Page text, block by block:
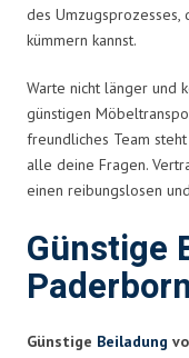
des Umzugsprozesses,
kümmern kannst.
Warte nicht länger und
günstigen
freundliches Team
alle deine Fragen.
einen reibungslosen
Günstige
Günstige Beiladung